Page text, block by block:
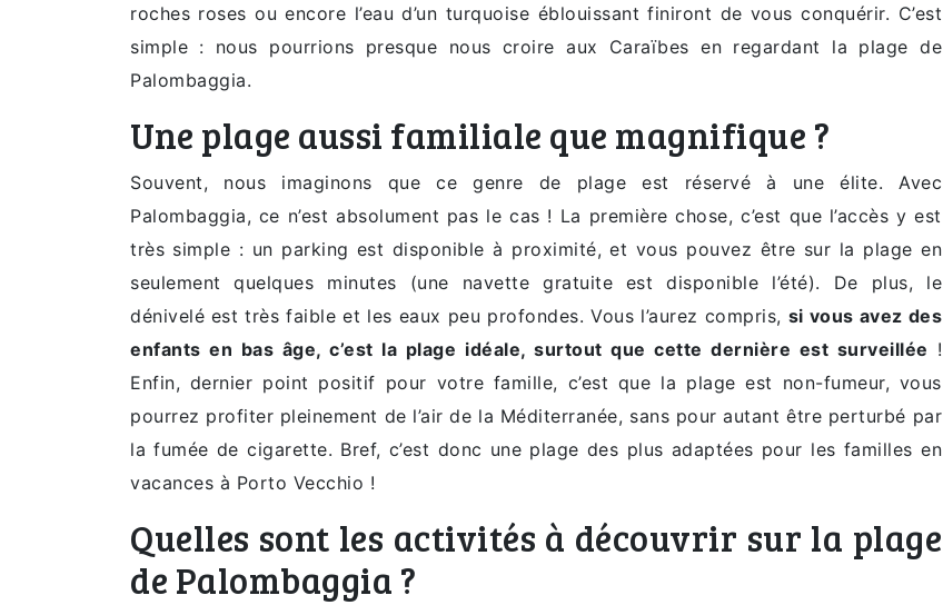
roches roses ou encore l’eau d’un turquoise éblouissant finiront de vous conquérir. C’est
simple : nous pourrions presque nous croire aux Caraïbes en regardant la plage de
Palombaggia.
Une plage aussi familiale que magnifique ?
Souvent, nous imaginons que ce genre de plage est réservé à une élite. Avec
Palombaggia, ce n’est absolument pas le cas ! La première chose, c’est que l’accès y est
très simple : un parking est disponible à proximité, et vous pouvez être sur la plage en
seulement quelques minutes (une navette gratuite est disponible l’été). De plus, le
dénivelé est très faible et les eaux peu profondes. Vous l’aurez compris, si vous avez des
enfants en bas âge, c’est la plage idéale, surtout que cette dernière est surveillée !
Enfin, dernier point positif pour votre famille, c’est que la plage est non-fumeur, vous
pourrez profiter pleinement de l’air de la Méditerranée, sans pour autant être perturbé par
la fumée de cigarette. Bref, c’est donc une plage des plus adaptées pour les familles en
vacances à Porto Vecchio !
Quelles sont les activités à découvrir sur la plage
de Palombaggia ?